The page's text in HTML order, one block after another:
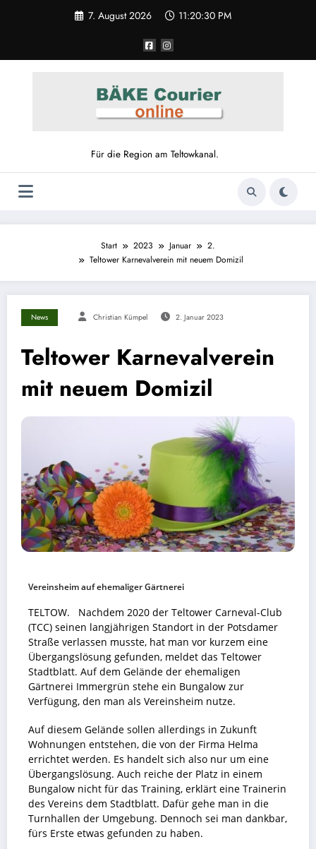
7. August 2026 11:20:30 PM
Für die Region am Teltowkanal.
Start 2023 Januar
2.
Teltower Karnevalverein mit neuem Domizil
News Christian Kümpel 2. Januar 2023
Teltower Karnevalverein
mit neuem Domizil
Vereinsheim auf ehemaliger Gärtnerei
TELTOW. Nachdem 2020 der Teltower Carneval-Club
(TCC) seinen langjährigen Standort in der Potsdamer
Straße verlassen musste, hat man vor kurzem eine
Übergangslösung gefunden, meldet das Teltower
Stadtblatt. Auf dem Gelände der ehemaligen
Gärtnerei Immergrün stehe ein Bungalow zur
Verfügung, den man als Vereinsheim nutze.
Auf diesem Gelände sollen allerdings in Zukunft
Wohnungen entstehen, die von der Firma Helma
errichtet werden. Es handelt sich also nur um eine
Übergangslösung. Auch reiche der Platz in einem
Bungalow nicht für das Training, erklärt eine Trainerin
des Vereins dem Stadtblatt. Dafür gehe man in die
Turnhallen der Umgebung. Dennoch sei man dankbar,
fürs Erste etwas gefunden zu haben.